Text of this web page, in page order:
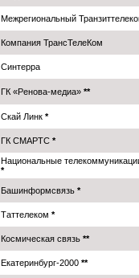
Межрегиональный
Компания ТрансТелеКом
Синтерра
ГК «Ренова-медиа»**
Скай Линк *
ГК СМАРТС *
Национальные
*
Башинформсвязь *
Таттелеком *
Космическая связь **
Екатеринбург-2000 **